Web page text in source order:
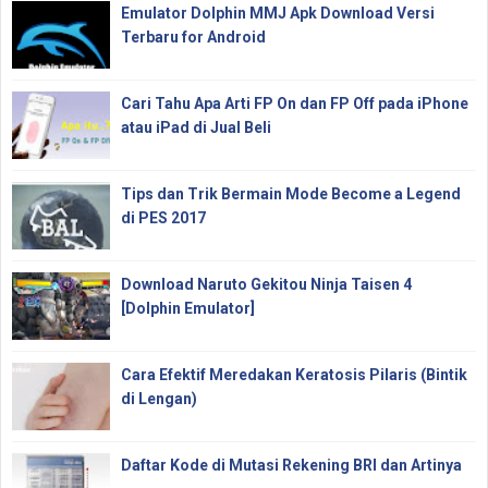
Emulator Dolphin MMJ Apk Download Versi
Terbaru for Android
Cari Tahu Apa Arti FP On dan FP Off pada iPhone
atau iPad di Jual Beli
Tips dan Trik Bermain Mode Become a Legend
di PES 2017
Download Naruto Gekitou Ninja Taisen 4
[Dolphin Emulator]
Cara Efektif Meredakan Keratosis Pilaris (Bintik
di Lengan)
Daftar Kode di Mutasi Rekening BRI dan Artinya